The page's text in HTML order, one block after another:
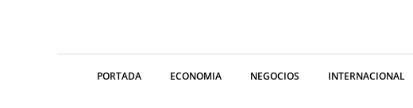
PORTADA ECONOMIA NEGOCIOS INTERNACIONAL